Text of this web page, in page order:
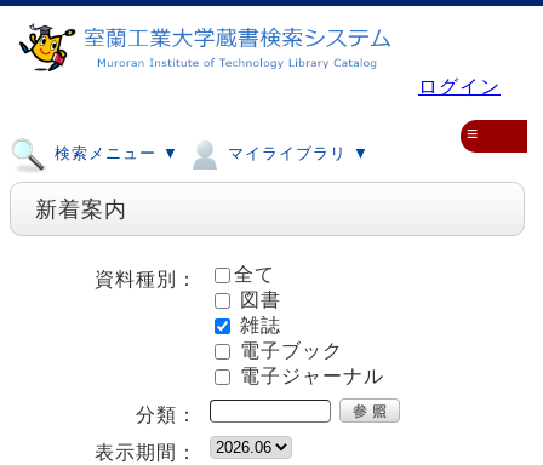
ログイン
検索メニュー ▼ マイライブラリ ▼
≡
新着案内
資料種別：
全て
図書
雑誌
電子ブック
電子ジャーナル
分類：
表示期間：